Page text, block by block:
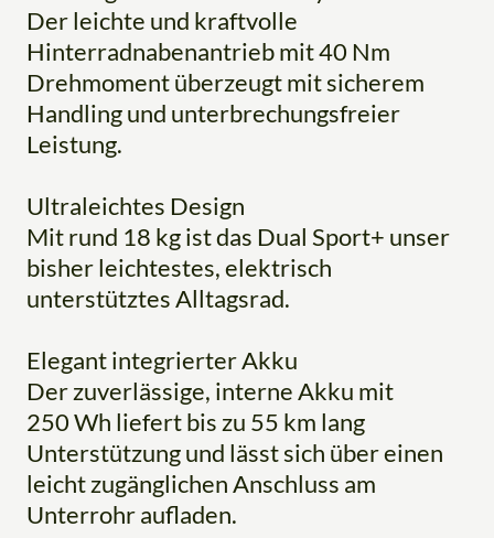
Der leichte und kraftvolle
Hinterradnabenantrieb mit 40 Nm
Drehmoment überzeugt mit sicherem
Handling und unterbrechungsfreier
Leistung.
Ultraleichtes Design
Mit rund 18 kg ist das Dual Sport+ unser
bisher leichtestes, elektrisch
unterstütztes Alltagsrad.
Elegant integrierter Akku
Der zuverlässige, interne Akku mit
250 Wh liefert bis zu 55 km lang
Unterstützung und lässt sich über einen
leicht zugänglichen Anschluss am
Unterrohr aufladen.